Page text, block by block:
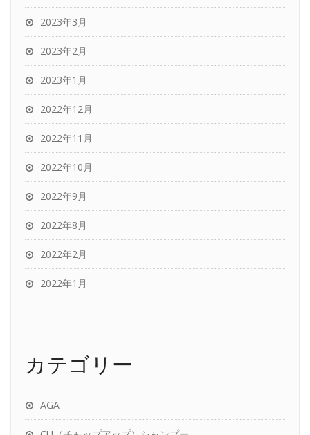
2023年3月
2023年2月
2023年1月
2022年12月
2022年11月
2022年10月
2022年9月
2022年8月
2022年2月
2022年1月
カテゴリー
AGA